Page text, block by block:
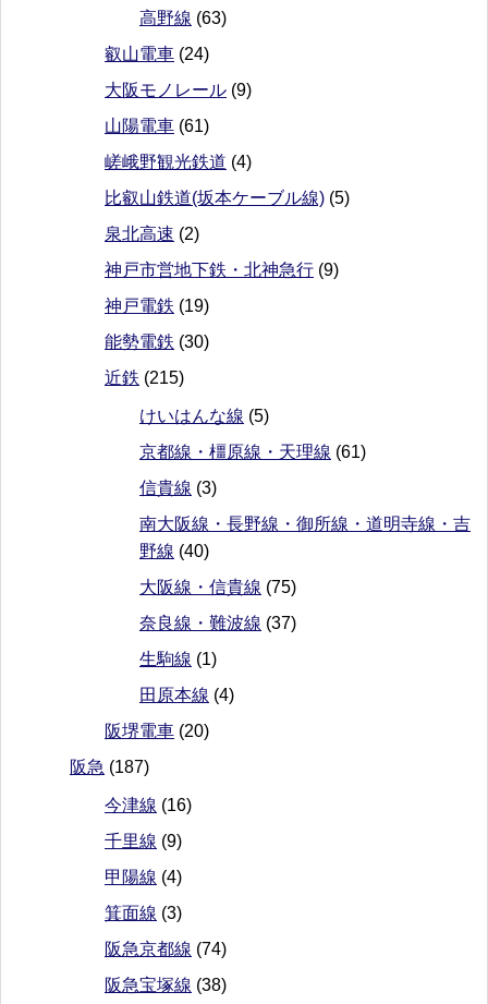
高野線 (63)
叡山電車 (24)
大阪モノレール (9)
山陽電車 (61)
嵯峨野観光鉄道 (4)
比叡山鉄道(坂本ケーブル線) (5)
泉北高速 (2)
神戸市営地下鉄・北神急行 (9)
神戸電鉄 (19)
能勢電鉄 (30)
近鉄 (215)
けいはんな線 (5)
京都線・橿原線・天理線 (61)
信貴線 (3)
南大阪線・長野線・御所線・道明寺線・吉
野線 (40)
大阪線・信貴線 (75)
奈良線・難波線 (37)
生駒線 (1)
田原本線 (4)
阪堺電車 (20)
阪急 (187)
今津線 (16)
千里線 (9)
甲陽線 (4)
箕面線 (3)
阪急京都線 (74)
阪急宝塚線 (38)